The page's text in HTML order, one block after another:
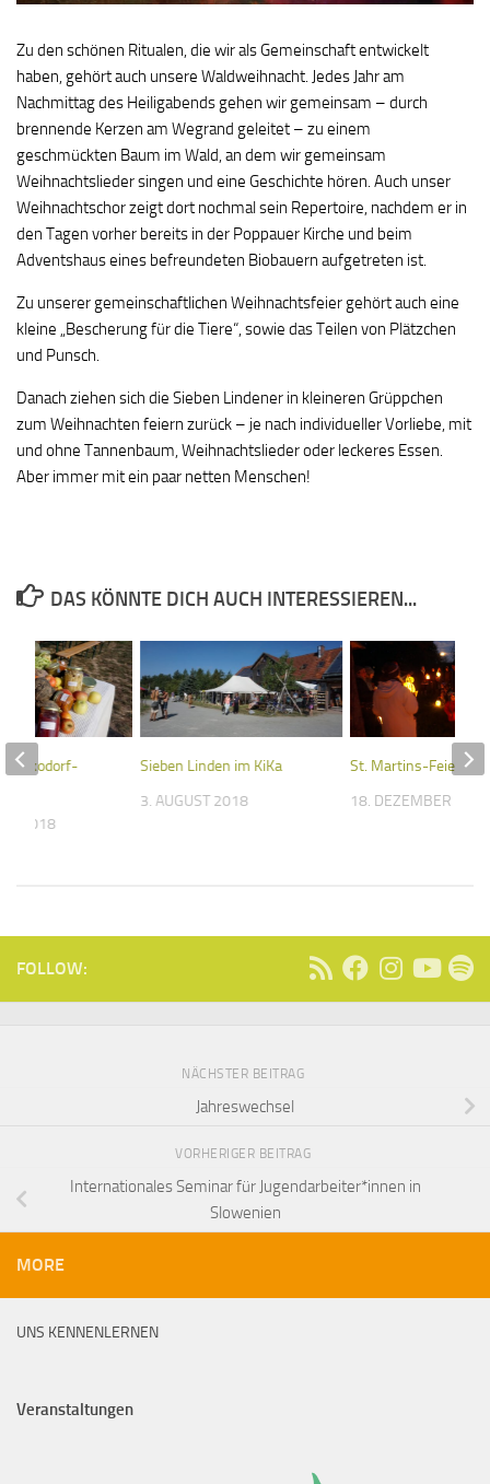
Zu den schönen Ritualen, die wir als Gemeinschaft entwickelt
haben, gehört auch unsere Waldweihnacht. Jedes Jahr am
Nachmittag des Heiligabends gehen wir gemeinsam – durch
brennende Kerzen am Wegrand geleitet – zu einem
geschmückten Baum im Wald, an dem wir gemeinsam
Weihnachtslieder singen und eine Geschichte hören. Auch unser
Weihnachtschor zeigt dort nochmal sein Repertoire, nachdem er in
den Tagen vorher bereits in der Poppauer Kirche und beim
Adventshaus eines befreundeten Biobauern aufgetreten ist.
Zu unserer gemeinschaftlichen Weihnachtsfeier gehört auch eine
kleine „Bescherung für die Tiere“, sowie das Teilen von Plätzchen
und Punsch.
Danach ziehen sich die Sieben Lindener in kleineren Grüppchen
zum Weihnachten feiern zurück – je nach individueller Vorliebe, mit
und ohne Tannenbaum, Weihnachtslieder oder leckeres Essen.
Aber immer mit ein paar netten Menschen!
DAS KÖNNTE DICH AUCH INTERESSIEREN...
Sieben Linden im KiKa
3. AUGUST 2018
St. Martins-Feier
18. DEZEMBER 2025
Ökodorf-
2018
FOLLOW:
NÄCHSTER BEITRAG
Jahreswechsel
VORHERIGER BEITRAG
Internationales Seminar für Jugendarbeiter*innen in
Slowenien
MORE
UNS KENNENLERNEN
Veranstaltungen